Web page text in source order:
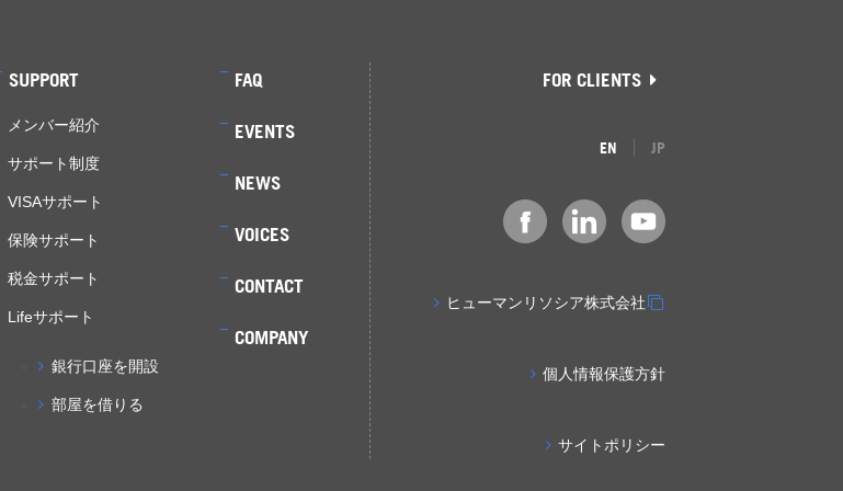
SUPPORT
メンバー紹介
サポート制度
VISAサポート
保険サポート
税金サポート
Lifeサポート
銀行口座を開設
部屋を借りる
FAQ
EVENTS
NEWS
VOICES
CONTACT
COMPANY
FOR CLIENTS
EN JP
ヒューマンリソシア株式会社
個人情報保護方針
サイトポリシー